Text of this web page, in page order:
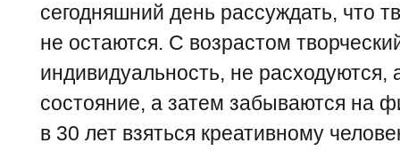
сегодняшний день рассуждать, что
не остаются. С возрастом
индивидуальность, не
состояние, а затем забываются на
в 30 лет взяться креативному